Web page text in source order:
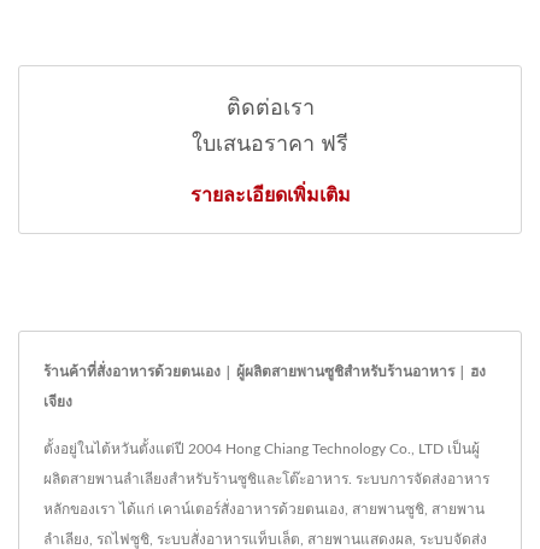
ติดต่อเรา
ใบเสนอราคา ฟรี
รายละเอียดเพิ่มเติม
ร้านค้าที่สั่งอาหารด้วยตนเอง | ผู้ผลิตสายพานซูชิสำหรับร้านอาหาร | ฮง
เจียง
ตั้งอยู่ในไต้หวันตั้งแต่ปี 2004 Hong Chiang Technology Co., LTD เป็นผู้
ผลิตสายพานลำเลียงสำหรับร้านซูชิและโต๊ะอาหาร. ระบบการจัดส่งอาหาร
หลักของเรา ได้แก่ เคาน์เตอร์สั่งอาหารด้วยตนเอง, สายพานซูชิ, สายพาน
ลำเลียง, รถไฟซูชิ, ระบบสั่งอาหารแท็บเล็ต, สายพานแสดงผล, ระบบจัดส่ง